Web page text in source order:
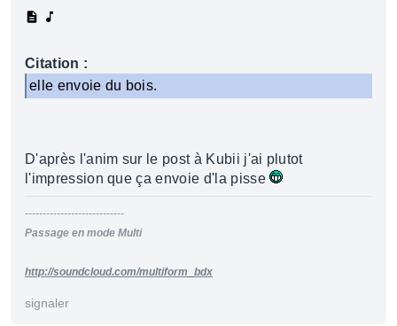
Citation :
elle envoie du bois.
D'après l'anim sur le post à Kubii j'ai plutot
l'impression que ça envoie d'la pisse
----------------------------
Passage en mode Multi
http://soundcloud.com/multiform_bdx
signaler